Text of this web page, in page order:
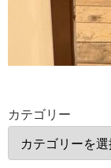
カテゴリー